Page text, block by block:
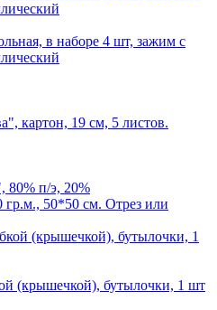
в наборе 4 шт, зажим с
картон, 19 см, 5 листов.
80% п/э, 20%
гр.м., 50*50 см. Отрез или
(крышечкой), бутылочки, 1 шт